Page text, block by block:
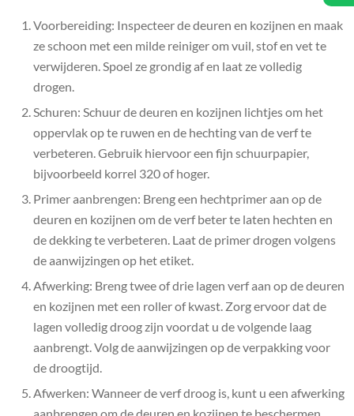
Voorbereiding: Inspecteer de deuren en kozijnen en maak
ze schoon met een milde reiniger om vuil, stof en vet te
verwijderen. Spoel ze grondig af en laat ze volledig
drogen.
Schuren: Schuur de deuren en kozijnen lichtjes om het
oppervlak op te ruwen en de hechting van de verf te
verbeteren. Gebruik hiervoor een fijn schuurpapier,
bijvoorbeeld korrel 320 of hoger.
Primer aanbrengen: Breng een hechtprimer aan op de
deuren en kozijnen om de verf beter te laten hechten en
de dekking te verbeteren. Laat de primer drogen volgens
de aanwijzingen op het etiket.
Afwerking: Breng twee of drie lagen verf aan op de deuren
en kozijnen met een roller of kwast. Zorg ervoor dat de
lagen volledig droog zijn voordat u de volgende laag
aanbrengt. Volg de aanwijzingen op de verpakking voor
de droogtijd.
Afwerken: Wanneer de verf droog is, kunt u een afwerking